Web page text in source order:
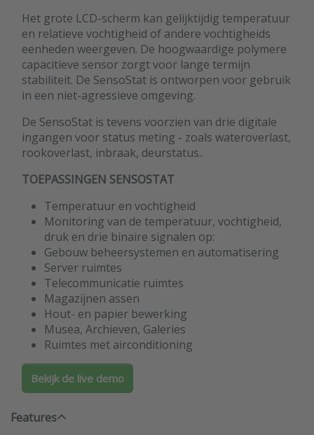
Het grote LCD-scherm kan gelijktijdig temperatuur
en relatieve vochtigheid of andere vochtigheids
eenheden weergeven. De hoogwaardige polymere
capacitieve sensor zorgt voor lange termijn
stabiliteit. De SensoStat is ontworpen voor gebruik
in een niet-agressieve omgeving.
De SensoStat is tevens voorzien van drie digitale
ingangen voor status meting - zoals wateroverlast,
rookoverlast, inbraak, deurstatus..
TOEPASSINGEN SENSOSTAT
Temperatuur en vochtigheid
Monitoring van de temperatuur, vochtigheid,
druk en drie binaire signalen op:
Gebouw beheersystemen en automatisering
Server ruimtes
Telecommunicatie ruimtes
Magazijnen assen
Hout- en papier bewerking
Musea, Archieven, Galeries
Ruimtes met airconditioning
Bekijk de live demo
Features